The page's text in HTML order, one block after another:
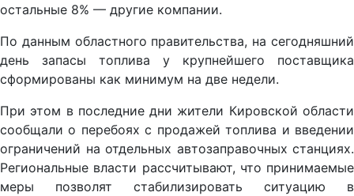
остальные 8% — другие компании.
По данным областного правительства, на сегодняшний
день запасы топлива у крупнейшего поставщика
сформированы как минимум на две недели.
При этом в последние дни жители Кировской области
сообщали о перебоях с продажей топлива и введении
ограничений на отдельных автозаправочных станциях.
Региональные власти рассчитывают, что принимаемые
меры позволят стабилизировать ситуацию в